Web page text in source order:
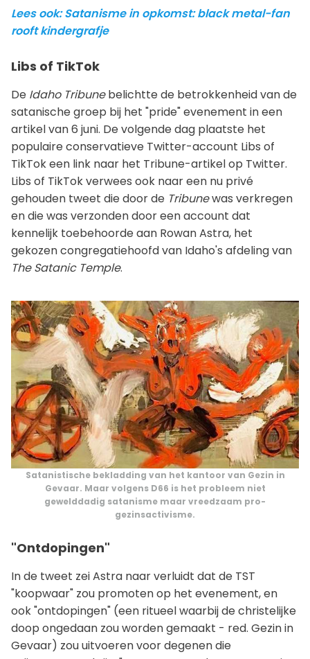
Lees ook: Satanisme in opkomst: black metal-fan
rooft kindergrafje
Libs of TikTok
De Idaho Tribunebelichtte de betrokkenheid van de
satanische groep bij het "pride" evenement in een
artikel van 6 juni. De volgende dag plaatste het
populaire conservatieve Twitter-account Libs of
TikTok een link naar het Tribune-artikel op Twitter.
Libs of TikTok verwees ook naar een nu privé
gehouden tweet die door de Tribunewas verkregen
en die was verzonden door een account dat
kennelijk toebehoorde aan Rowan Astra, het
gekozen congregatiehoofd van Idaho's afdeling van
The Satanic Temple.
Satanistische bekladding van het kantoor van Gezin in
Gevaar. Maar volgens D66 is het probleem niet
gewelddadig satanisme maar vreedzaam pro-
gezinsactivisme.
"Ontdopingen"
In de tweet zei Astra naar verluidt dat de TST
"koopwaar" zou promoten op het evenement, en
ook "ontdopingen" (een ritueel waarbij de christelijke
doop ongedaan zou worden gemaakt - red. Gezin in
Gevaar) zou uitvoeren voor degenen die